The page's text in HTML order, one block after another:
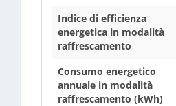
Indice di efficienza
energetica in modalità
raffrescamento
Consumo energetico
annuale in modalità
raffrescamento (kWh)